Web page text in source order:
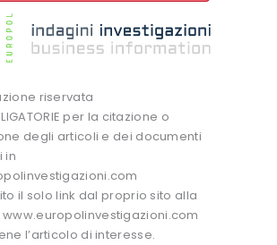
riservata
per la citazione o
degli articoli e dei documenti
in
il solo link dal proprio sito alla
l’articolo di interesse.